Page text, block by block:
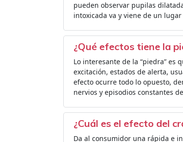
pueden observar pupilas
intoxicada va y viene de un lugar
¿Qué efectos tiene la
Lo interesante de la “piedra” es
excitación, estados de alerta,
efecto ocurre todo lo opuesto,
nervios y episodios constantes
¿Cuál es el efecto del
Da al consumidor una rápida e